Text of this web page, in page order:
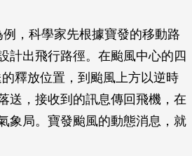
，科學家先根據寶發的移動路
計出飛行路徑。在颱風中心的四
釋放位置，到颱風上方以逆時
送，接收到的訊息傳回飛機，在
象局。寶發颱風的動態消息，就